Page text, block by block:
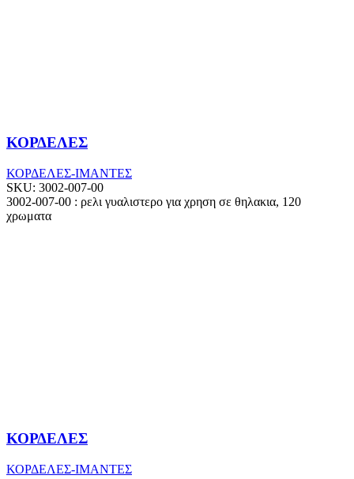
ΚΟΡΔΕΛΕΣ
ΚΟΡΔΕΛΕΣ-ΙΜΑΝΤΕΣ
SKU: 3002-007-00
3002-007-00 : ρελι γυαλιστερο για χρηση σε θηλακια, 120
χρωματα
ΚΟΡΔΕΛΕΣ
ΚΟΡΔΕΛΕΣ-ΙΜΑΝΤΕΣ